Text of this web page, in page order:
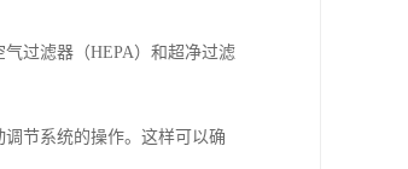
过滤器（HEPA）和超净过滤
节系统的操作。这样可以确